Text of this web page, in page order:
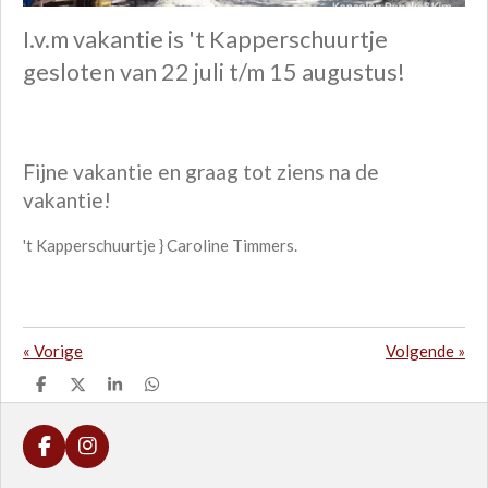
I.v.m vakantie is 't Kapperschuurtje
gesloten van 22 juli t/m 15 augustus!
Fijne vakantie en graag tot ziens na de
vakantie!
't Kapperschuurtje } Caroline Timmers.
« Vorige Volgende »
D
e
l
e
n
D
e
e
l
S
h
D
e
F
a
I
n